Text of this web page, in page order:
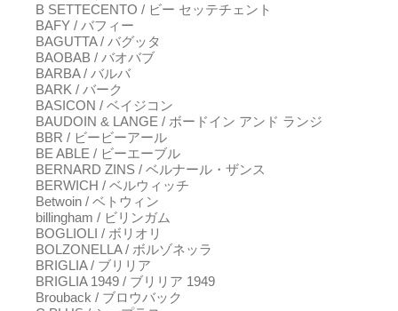
B SETTECENTO / ビー セッテチェント
BAFY / バフィー
BAGUTTA / バグッタ
BAOBAB / バオバブ
BARBA / バルバ
BARK / バーク
BASICON / ベイジコン
BAUDOIN & LANGE / ボードイン アンド ランジ
BBR / ビービーアール
BE ABLE / ビーエーブル
BERNARD ZINS / ベルナール・ザンス
BERWICH / ベルウィッチ
Betwoin / ベトウィン
billingham / ビリンガム
BOGLIOLI / ボリオリ
BOLZONELLA / ボルゾネッラ
BRIGLIA / ブリリア
BRIGLIA 1949 / ブリリア 1949
Brouback / ブロウバック